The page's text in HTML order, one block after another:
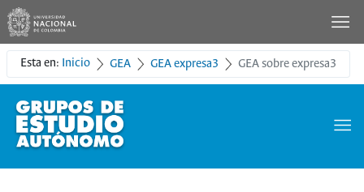
Esta en: Inicio GEA GEA expresa3 GEA sobre expresa3